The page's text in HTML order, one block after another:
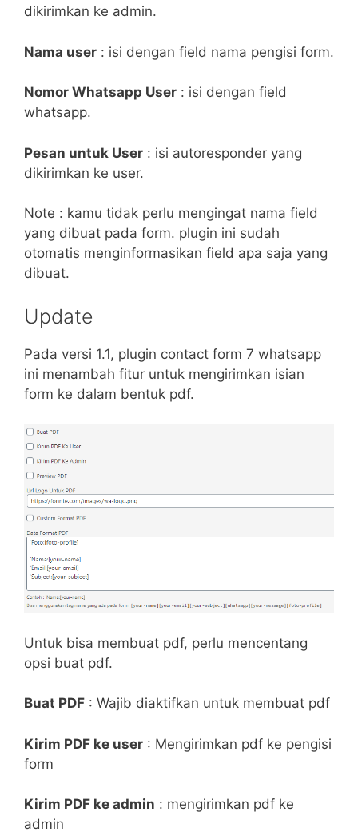
dikirimkan ke admin.
Nama user : isi dengan field nama pengisi form.
Nomor Whatsapp User : isi dengan field
whatsapp.
Pesan untuk User : isi autoresponder yang
dikirimkan ke user.
Note : kamu tidak perlu mengingat nama field
yang dibuat pada form. plugin ini sudah
otomatis menginformasikan field apa saja yang
dibuat.
Update
Pada versi 1.1, plugin contact form 7 whatsapp
ini menambah fitur untuk mengirimkan isian
form ke dalam bentuk pdf.
Untuk bisa membuat pdf, perlu mencentang
opsi buat pdf.
Buat PDF : Wajib diaktifkan untuk membuat pdf
Kirim PDF ke user : Mengirimkan pdf ke pengisi
form
Kirim PDF ke admin : mengirimkan pdf ke
admin